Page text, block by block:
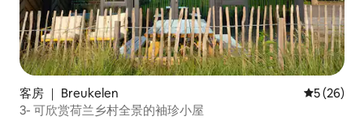
客房 ｜ Breukelen 平均评分
5 (26)
3- 可欣赏荷兰乡村全景的袖珍小屋